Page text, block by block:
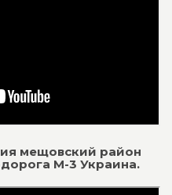
мещовский район
М-3 Украина.